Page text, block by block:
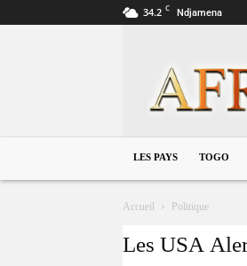
34.2 C Ndjamena
LES PAYS TOGO
Accueil Politique
Les USA